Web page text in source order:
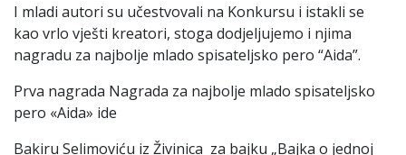
I mladi autori su učestvovali na Konkursu i istakli se
kao vrlo vješti kreatori, stoga dodjeljujemo i njima
nagradu za najbolje mlado spisateljsko pero “Aida”.
Prva nagrada Nagrada za najbolje mlado spisateljsko
pero «Aida» ide
Bakiru Selimoviću iz Živinica za bajku „Bajka o jednoj